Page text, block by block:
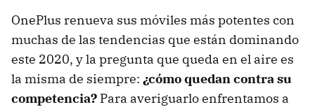
OnePlus renueva sus móviles más potentes con
muchas de las tendencias que están dominando
este 2020, y la pregunta que queda en el aire es
la misma de siempre: ¿cómo quedan contra su
competencia? Para averiguarlo enfrentamos a